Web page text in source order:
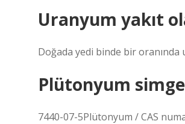
Uranyum yakıt
Doğada yedi binde bir oranında
Plütonyum
7440-07-5Plütonyum / CAS